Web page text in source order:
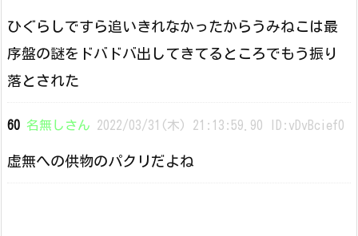
ひぐらしですら追いきれなかったからうみねこは最
序盤の謎をドバドバ出してきてるところでもう振り
落とされた
60 名無しさん 2022/03/31(木) 21:13:59.90 ID:vDvBcief0
虚無への供物のパクリだよね